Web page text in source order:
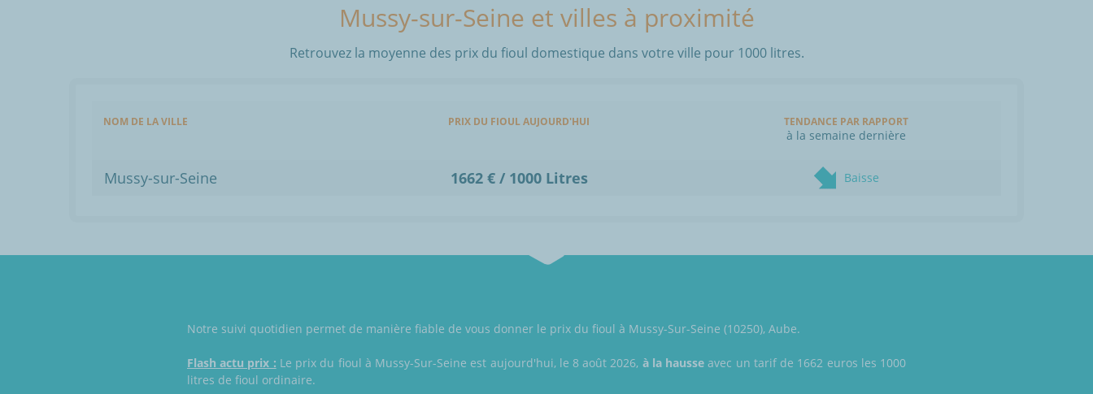
Mussy-sur-Seine et villes à proximité
Retrouvez la moyenne des prix du fioul domestique dans votre ville pour 1000 litres.
NOM DE LA VILLE PRIX DU FIOUL AUJOURD'HUI TENDANCE PAR RAPPORT
à la semaine dernière
Mussy-sur-Seine 1662 € / 1000 Litres Baisse
Notre suivi quotidien permet de manière fiable de vous donner le prix du fioul à Mussy-Sur-Seine (10250), Aube.
Flash actu prix : Le prix du fioul à Mussy-Sur-Seine est aujourd'hui, le 8 août 2026, à la hausse avec un tarif de 1662 euros les 1000
litres de fioul ordinaire.